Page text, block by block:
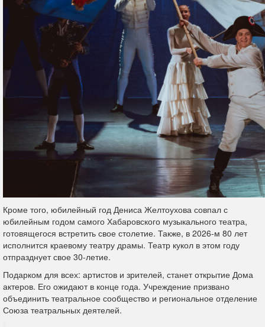
Кроме того, юбилейный год Дениса Желтоухова совпал с
юбилейным годом самого Хабаровского музыкального театра,
готовящегося встретить свое столетие. Также, в 2026-м 80 лет
исполнится краевому театру драмы. Театр кукол в этом году
отпразднует свое 30-летие.
Подарком для всех: артистов и зрителей, станет открытие Дома
актеров. Его ожидают в конце года. Учреждение призвано
объединить театральное сообщество и региональное отделение
Союза театральных деятелей.